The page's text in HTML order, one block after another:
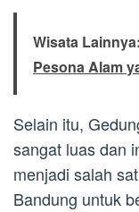
Wisata Lainnya:
Pesona Alam
Selain itu,
sangat luas dan
menjadi salah
Bandung untuk